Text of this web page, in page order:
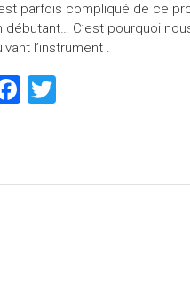
parfois compliqué de ce
débutant… C’est pourquoi
l’instrument .
F